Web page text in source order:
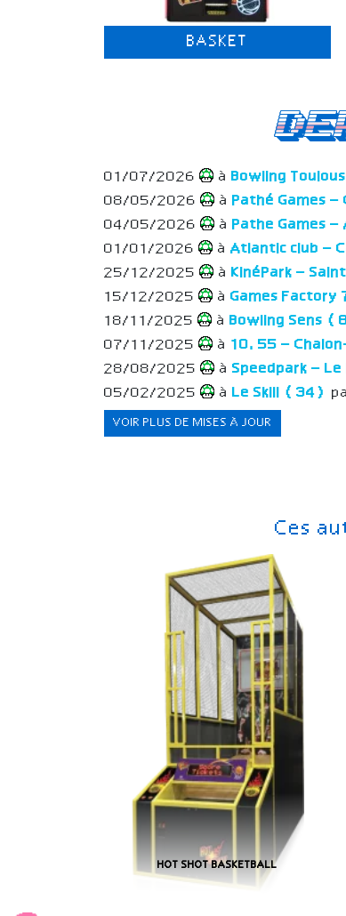
BASKET
Ces
HOT SHOT BASKETBALL
01/07/2026 à Bowling
08/05/2026
à Pathé Games
04/05/2026
à Pathe Games
01/01/2026
à Atlantic club –
25/12/2025
à KinéPark –
15/12/2025
à Games
18/11/2025
à Bowling Sens
07/11/2025
à 10.55 –
28/08/2025
à Speedpark –
05/02/2025
à Le Skill (34)
VOIR PLUS DE MISES À JOUR